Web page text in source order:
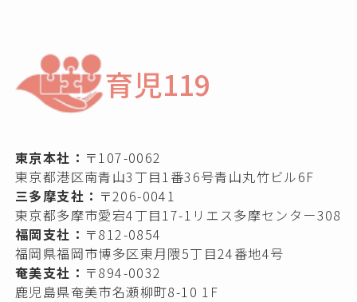
育児119
東京本社： 〒107-0062
東京都港区南青山3丁目1番36号青山丸竹ビル6F
三多摩支社： 〒206-0041
東京都多摩市愛宕4丁目17-1リエス多摩センター308
福岡支社： 〒812-0854
福岡県福岡市博多区東月隈5丁目24番地4号
奄美支社： 〒894-0032
鹿児島県奄美市名瀬柳町8-10 1F